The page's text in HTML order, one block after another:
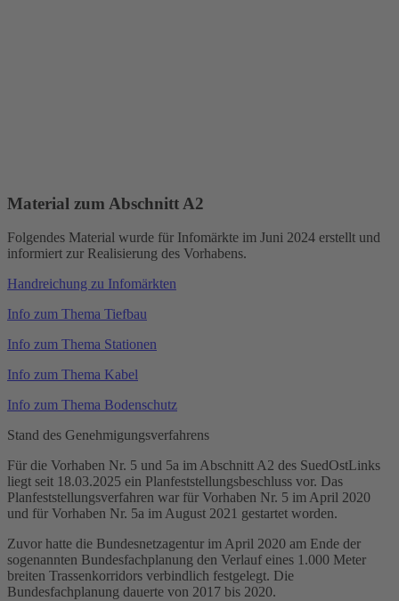
Material zum Abschnitt A2
Folgendes Material wurde für Infomärkte im Juni 2024 erstellt und
informiert zur Realisierung des Vorhabens.
Handreichung zu Infomärkten
Info zum Thema Tiefbau
Info zum Thema Stationen
Info zum Thema Kabel
Info zum Thema Bodenschutz
Stand des Genehmigungsverfahrens
Für die Vorhaben Nr. 5 und 5a im Abschnitt A2 des SuedOstLinks
liegt seit 18.03.2025 ein Planfeststellungsbeschluss vor. Das
Planfeststellungsverfahren war für Vorhaben Nr. 5 im April 2020
und für Vorhaben Nr. 5a im August 2021 gestartet worden.
Zuvor hatte die Bundesnetzagentur im April 2020 am Ende der
sogenannten Bundesfachplanung den Verlauf eines 1.000 Meter
breiten Trassenkorridors verbindlich festgelegt. Die
Bundesfachplanung dauerte von 2017 bis 2020.